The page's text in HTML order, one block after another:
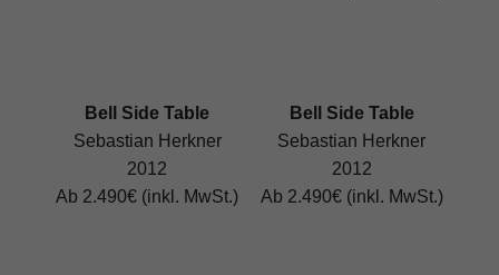
Bell Side Table
Sebastian Herkner
2012
Ab 2.490€ (inkl. MwSt.)
Bell Side Table
Sebastian Herkner
2012
Ab 2.490€ (inkl. MwSt.)